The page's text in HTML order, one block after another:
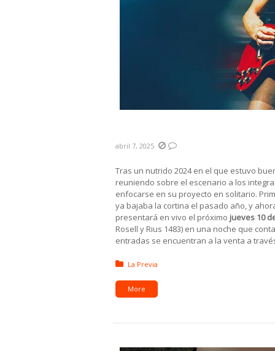
abril 7, 2025
Tras un nutrido 2024 en el que estuvo
reuniendo sobre el escenario a los
enfocarse en su proyecto en solitario.
ya bajaba la cortina el pasado año, y
presentará en vivo el próximo jueves 10
Rosell y Rius 1483) en una noche que
entradas se encuentran a la venta a
Posted in:
La Previa
More